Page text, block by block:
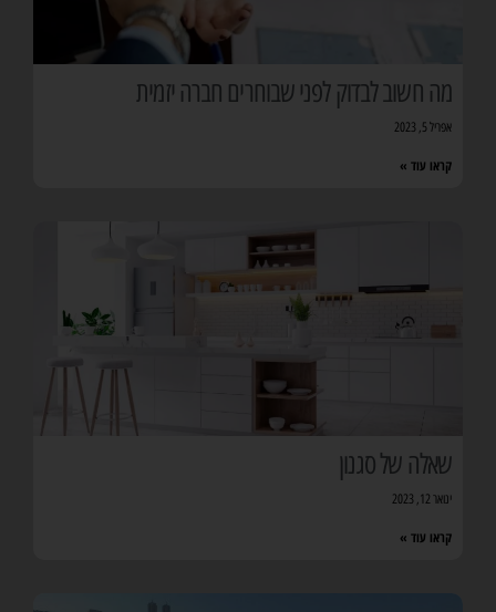
מה חשוב לבדוק לפני שבוחרים חברה יזמית
אפריל 5, 2023
קראו עוד »
שאלה של סגנון
ינואר 12, 2023
קראו עוד »